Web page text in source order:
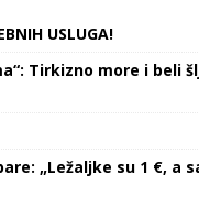
USLUGA!
Tirkizno more i beli
„Ležaljke su 1 €, a